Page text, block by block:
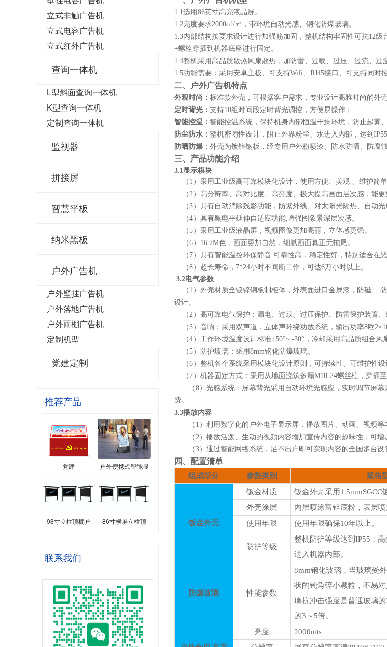
立式非触广告机
立式电容广告机
立式红外广告机
查询一体机
L型斜面查询一体机
K型查询一体机
定制查询一体机
监视器
拼接屏
智慧平板
纳米黑板
户外广告机
户外壁挂广告机
户外落地广告机
户外雨棚广告机
定制机型
党建定制
推荐产品
党建 户外便携式智能显
98寸立柱顶棚户 86寸横屏立柱顶
联系我们
1.1选用86英寸高亮液晶屏。
1.2亮度要求2000cd/㎡，带环境自动光感、 钢化防爆玻璃。
1.3内部结构按要求设计进行加强筋加固，整机结构牢固性可抗12级
+螺栓穿插到机器底座进行固定。
1.4整机采用高品质散热风扇散热，加防雷、过载、过压、过流、过
1.5功能需要：采用安卓主板、可支持Wifi、RJ45接口、可支持同时
二、户外广告机特点
外观时尚： 标准款外壳，可根据客户需求，专业设计高雅时尚的外
定时背光： 支持10组时间段定时背光调控，方便易操作；
智能控温： 智能控温系统，保持机身内部恒温干燥环境，防止起雾
防尘防水： 整机密闭性设计，阻止外界粉尘、水进入内部，达到
防晒防爆 ：外壳为镀锌钢板，经专用户外粉喷漆、防水防晒、防腐
三、产品功能介绍
3.1显示模块
（ 1）采用工业级高可靠模块化设计，使用方便、美观 、维护简
（2）高分辩率、高对比度、高亮度、极大提高画面层次感，能更
（3）具有自动消除残影功能，防紫外线、对太阳光隔热、自动
（4）具有黑电平延伸自适应功能,增强图象景深层次感。
（5）采用工业级液晶屏，视频图像更加亮丽，立体感更强。
（6）16.7M色，画面更加自然，细腻画面真正无拖尾。
（ 7）具有智能温控环保静音 可靠性高，稳定性好，特别适合在
（8）超长寿命，7*24小时不间断工作，可达6万小时以上。
3.2电气参数
（ 1） 外壳材质全镀锌钢板制柜体，外表面进口金属漆，防磁、
设计。
（2） 高可靠电气保护：漏电、过载、过压保护、防雷保护装置、
（3） 音响：采用双声道，立体声环绕功放系统，输出功率8欧
（4） 工作环境温度设计标准+50°~ -30°，冷却采用高品质组合风
（5） 防护玻璃：采用8mm钢化防爆玻璃。
（6） 整机各个系统采用模块化设计原则，可持续性、可维护性设
（ 7） 机器固定方式：采用从地面浇筑多颗M18-24螺丝柱，穿插
（8） 光感系统：屏幕背光采用自动环境光感应，实时调节屏
费。
3.3播放内容
（ 1）利用数字化的户外电子显示屏，播放图片、动画、视频
（2）播放活泼、生动的视频内容增加宣传内容的趣味性， 可增
（3）通过智能网络系统，足不出户即可实现内容的全国多台设
四、 配置清单
组成部分 参数类别 规格
钣金外壳
钣金材质 钣金外壳采用1.5mmSGCC
外壳涂层
内层喷涂富锌底粉，表层
使用年限
使用年限确保10年以上。
防护等级
整机防护等级达到 IP55；
进入机器内部。
防爆玻璃 性能参数
8mm钢化玻璃，当玻璃受
状的钝角碎小颗粒，不易
璃抗冲击强度是普通玻璃
的3～5倍。
亮度
2000nits